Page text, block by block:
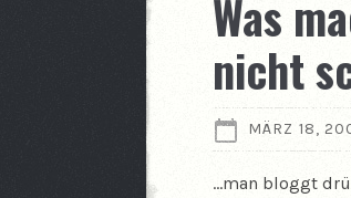
Was
nicht
MÄRZ 18,
…man bloggt